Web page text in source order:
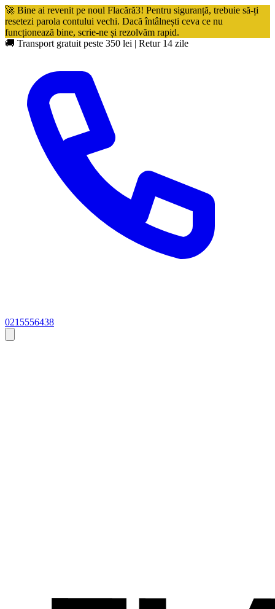
🚀 Bine ai revenit pe noul Flacără3! Pentru siguranță, trebuie să-ți
resetezi parola contului vechi. Dacă întâlnești ceva ce nu
funcționează bine, scrie-ne și rezolvăm rapid.
🚚 Transport gratuit peste 350 lei | Retur 14 zile
0215556438